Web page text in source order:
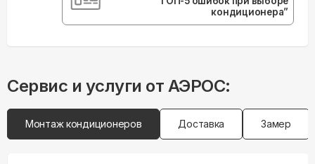
кондиционера”
Сервис и услуги от АЭРОС:
Монтаж кондиционеров Доставка Замер